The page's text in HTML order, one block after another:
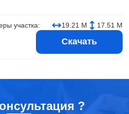
участка: 19.21 М
17.51 М
Скачать
?